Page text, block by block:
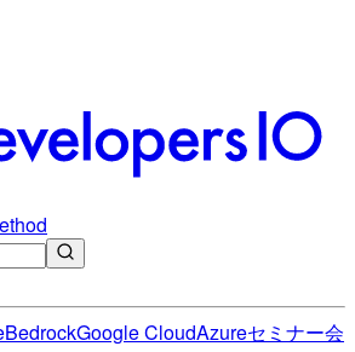
BedrockGoogle CloudAzureセミナー会